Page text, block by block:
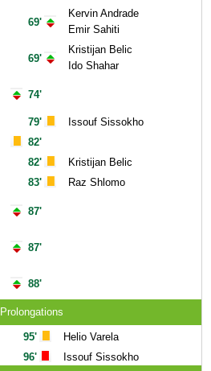
69'
69'
74'
79'
82'
82'
83'
87'
87'
88'
Kervin Andrade
Emir Sahiti
Kristijan Belic
Ido Shahar
Issouf Sissokho
Kristijan Belic
Raz Shlomo
Prolongations
95'
96'
Helio Varela
Issouf Sissokho